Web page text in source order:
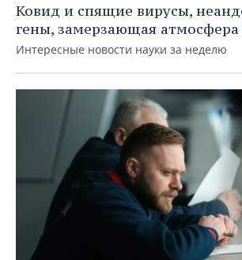
Ковид и спящие вирусы,
гены, замерзающая
Интересные новости науки за неделю